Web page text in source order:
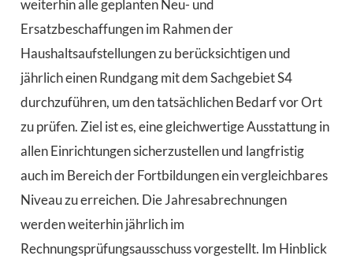
weiterhin alle geplanten Neu- und
Ersatzbeschaffungen im Rahmen der
Haushaltsaufstellungen zu berücksichtigen und
jährlich einen Rundgang mit dem Sachgebiet S4
durchzuführen, um den tatsächlichen Bedarf vor Ort
zu prüfen. Ziel ist es, eine gleichwertige Ausstattung in
allen Einrichtungen sicherzustellen und langfristig
auch im Bereich der Fortbildungen ein vergleichbares
Niveau zu erreichen. Die Jahresabrechnungen
werden weiterhin jährlich im
Rechnungsprüfungsausschuss vorgestellt. Im Hinblick